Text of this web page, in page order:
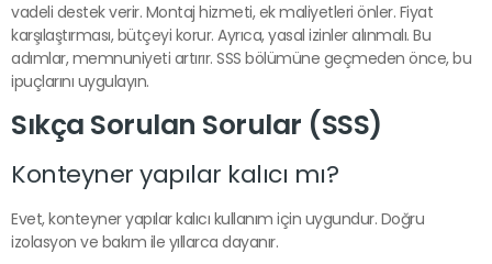
vadeli destek verir. Montaj hizmeti, ek maliyetleri önler. Fiyat
karşılaştırması, bütçeyi korur. Ayrıca, yasal izinler alınmalı. Bu
adımlar, memnuniyeti artırır. SSS bölümüne geçmeden önce, bu
ipuçlarını uygulayın.
Sıkça Sorulan Sorular (SSS)
Konteyner yapılar kalıcı mı?
Evet, konteyner yapılar kalıcı kullanım için uygundur. Doğru
izolasyon ve bakım ile yıllarca dayanır.